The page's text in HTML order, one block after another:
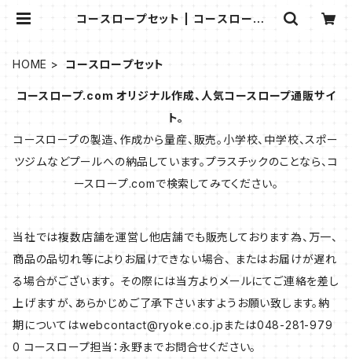
コースロープセット | コースロープや
HOME
コースロープセット
コースロープ.com オリジナル作成、人気コースロープ通販サイ
ト。
コースロープの製造、作成から量産、販売。小学校、中学校、スポー
ツジムなどプールへの納品しています。プラスチックのことなら、コ
ースロープ.comで検索してみてください。
当社では複数店舗を運営し他店舗でも販売しております為、万一、
商品の品切れ等によりお届けできない場合、 またはお届けが遅れ
る場合がございます。 その際には当方よりメールにてご連絡を差し
上げますが、あらかじめご了承下さいますようお願い致します。納
期についてはwebcontact@ryoke.co.jpまたは048-281-979
0 コースロープ担当：永野までお問合せください。